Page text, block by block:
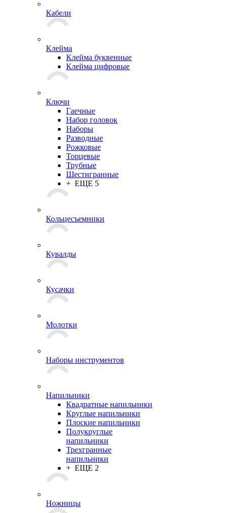
Кабели
Клейма
Клейма буквенные
Клейма цифровые
Ключи
Гаечные
Набор головок
Наборы
Разводные
Рожковые
Торцевые
Трубные
Шестигранные
+ ЕЩЕ 5
Кольцесъемники
Кувалды
Кусачки
Молотки
Наборы инструментов
Напильники
Квадратные напильники
Круглые напильники
Плоские напильники
Полукруглые
напильники
Трехгранные
напильники
+ ЕЩЕ 2
Ножницы